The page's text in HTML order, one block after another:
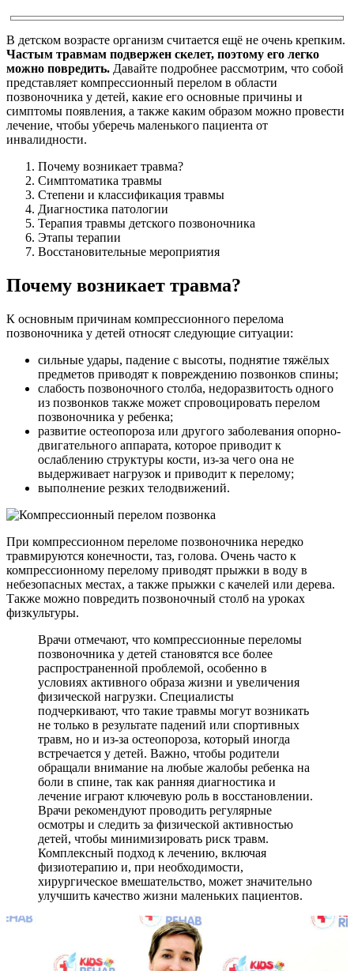
В детском возрасте организм считается ещё не очень крепким.
Частым травмам подвержен скелет, поэтому его легко
можно повредить. Давайте подробнее рассмотрим, что собой
представляет компрессионный перелом в области
позвоночника у детей, какие его основные причины и
симптомы появления, а также каким образом можно провести
лечение, чтобы уберечь маленького пациента от
инвалидности.
Почему возникает травма?
Симптоматика травмы
Степени и классификация травмы
Диагностика патологии
Терапия травмы детского позвоночника
Этапы терапии
Восстановительные мероприятия
Почему возникает травма?
К основным причинам компрессионного перелома
позвоночника у детей относят следующие ситуации:
сильные удары, падение с высоты, поднятие тяжёлых
предметов приводят к повреждению позвонков спины;
слабость позвоночного столба, недоразвитость одного
из позвонков также может спровоцировать перелом
позвоночника у ребенка;
развитие остеопороза или другого заболевания опорно-
двигательного аппарата, которое приводит к
ослаблению структуры кости, из-за чего она не
выдерживает нагрузок и приводит к перелому;
выполнение резких телодвижений.
При компрессионном переломе позвоночника нередко
травмируются конечности, таз, голова. Очень часто к
компрессионному перелому приводят прыжки в воду в
небезопасных местах, а также прыжки с качелей или дерева.
Также можно повредить позвоночный столб на уроках
физкультуры.
Врачи отмечают, что компрессионные переломы
позвоночника у детей становятся все более
распространенной проблемой, особенно в
условиях активного образа жизни и увеличения
физической нагрузки. Специалисты
подчеркивают, что такие травмы могут возникать
не только в результате падений или спортивных
травм, но и из-за остеопороза, который иногда
встречается у детей. Важно, чтобы родители
обращали внимание на любые жалобы ребенка на
боли в спине, так как ранняя диагностика и
лечение играют ключевую роль в восстановлении.
Врачи рекомендуют проводить регулярные
осмотры и следить за физической активностью
детей, чтобы минимизировать риск травм.
Комплексный подход к лечению, включая
физиотерапию и, при необходимости,
хирургическое вмешательство, может значительно
улучшить качество жизни маленьких пациентов.